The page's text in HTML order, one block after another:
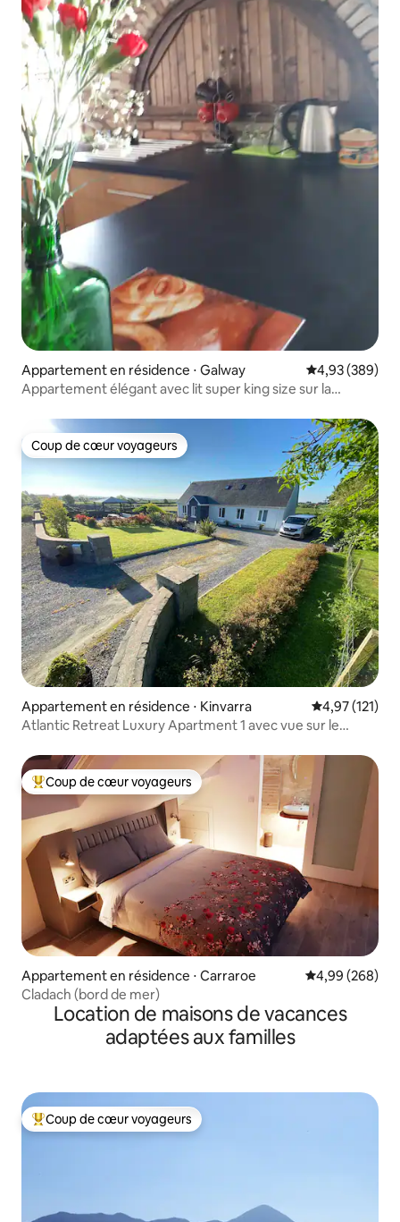
Appartement en résidence ⋅ Galway Évaluation
4,93 (389)
Appartement élégant avec lit super king size sur la
Coup de cœur voyageurs
Coup de cœur voyageurs
Appartement en résidence ⋅ Kinvarra Évaluation
4,97 (121)
Atlantic Retreat Luxury Apartment 1 avec vue sur le
Coups de cœur voyageurs les plus appréciés
Coup de cœur voyageurs
Appartement en résidence ⋅ Carraroe Évaluation
4,99 (268)
Cladach (bord de mer)
Location de maisons de vacances
adaptées aux familles
Coups de cœur voyageurs les plus appréciés
Coup de cœur voyageurs